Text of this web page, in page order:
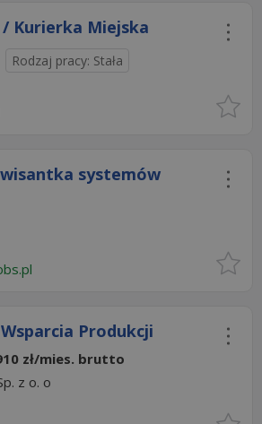
Kurierka Miejska
Rodzaj pracy: Stała
systemów
Produkcji
zł/mies. brutto
z o. o